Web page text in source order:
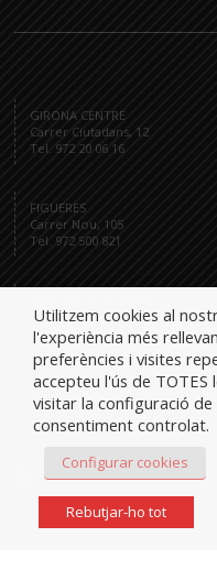
GIRONA CENTRE
Carrer Ciutadans, 12
Tel. 972 20 06 16
FIGUERES
Carrer Nou, 105
Tel. 972 500 821
Passeig dels Guíxols, 27
Tel. 972 321 284
Tel.
Utilitzem cookies al
l'experiència més
preferències i visites
accepteu l'ús de TOTES
visitar la configuració
consentiment controlat.
Configurar cookies
Rebutjar-ho tot